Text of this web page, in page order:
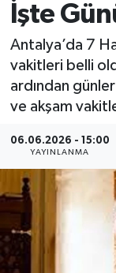
İşte
Antalya’da 7
vakitleri belli
ardından
ve akşam
06.06.2026 - 15:00
YAYINLANMA
Magazin
Ekonomi
Spor
Dünya
Resmi
Tüm
Son
Haber Arşivi